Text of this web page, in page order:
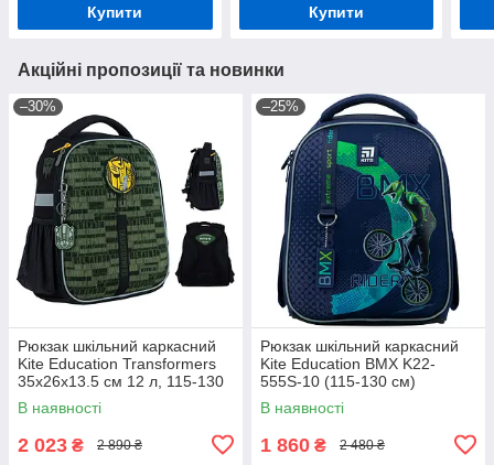
Купити Купити
Акційні пропозиції та новинки
–30%
Рюкзак шкільний каркасний
Kite Education Transformers
35x26x13.5 см 12 л, 115-130
см (TF24-555S)
В наявності
2 023 ₴ 2 890 ₴
–25%
Рюкзак шкільний каркасний
Kite Education BMX K22-
555S-10 (115-130 см)
В наявності
1 860 ₴ 2 480 ₴